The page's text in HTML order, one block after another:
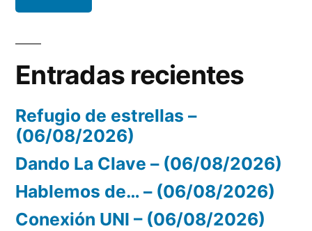
Entradas recientes
Refugio de estrellas –
(06/08/2026)
Dando La Clave – (06/08/2026)
Hablemos de… – (06/08/2026)
Conexión UNI – (06/08/2026)